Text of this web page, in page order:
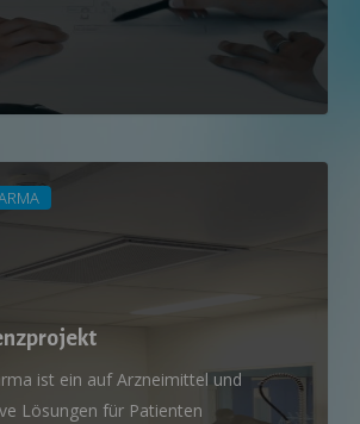
ist ein auf Arzneimittel und
Lösungen für Patienten